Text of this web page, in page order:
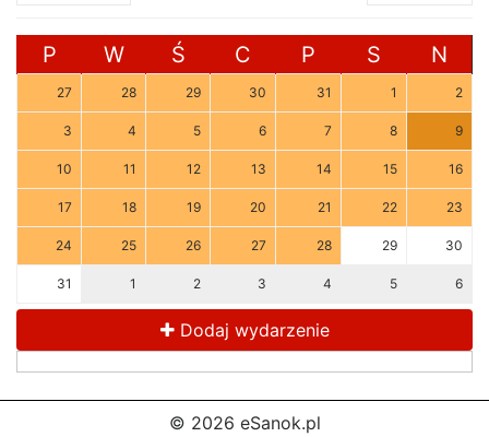
P W Ś C P S N
27 28 29 30 31 1 2
3 4 5 6 7 8 9
10 11 12 13 14 15 16
17 18 19 20 21 22 23
24 25 26 27 28 29 30
31 1 2 3 4 5 6
Dodaj wydarzenie
© 2026 eSanok.pl